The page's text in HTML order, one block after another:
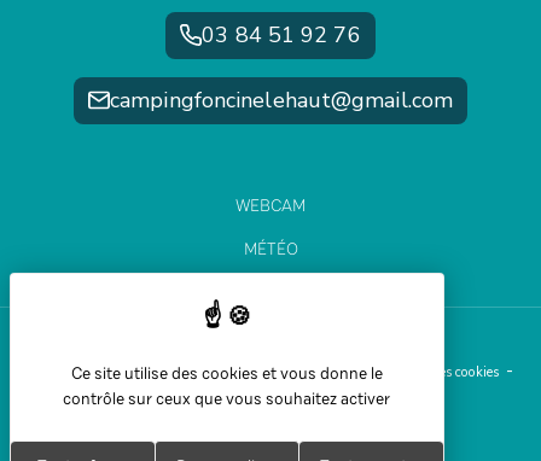
03 84 51 92 76
campingfoncinelehaut@gmail.com
WEBCAM
MÉTÉO
Aide et accessibilité Plan du site Mentions légales
Gestion des cookies
Politique de confidentialité
Ce site utilise des cookies et vous donne le
contrôle sur ceux que vous souhaitez activer